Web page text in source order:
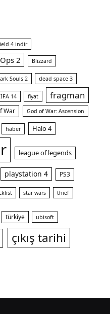
4 indir
2 Blizzard
Souls 2 dead space 3
14 fiyat fragman
War God of War: Ascension
haber Halo 4
league of legends
playstation 4 PS3
star wars thief
türkiye ubisoft
çıkış tarihi